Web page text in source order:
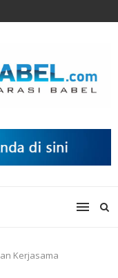
Kerjasama